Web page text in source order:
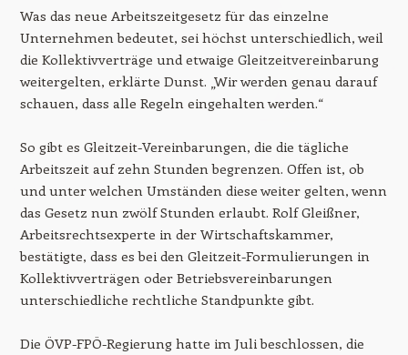
Was das neue Arbeitszeitgesetz für das einzelne
Unternehmen bedeutet, sei höchst unterschiedlich, weil
die Kollektivverträge und etwaige Gleitzeitvereinbarung
weitergelten, erklärte Dunst. „Wir werden genau darauf
schauen, dass alle Regeln eingehalten werden.“
So gibt es Gleitzeit-Vereinbarungen, die die tägliche
Arbeitszeit auf zehn Stunden begrenzen. Offen ist, ob
und unter welchen Umständen diese weiter gelten, wenn
das Gesetz nun zwölf Stunden erlaubt. Rolf Gleißner,
Arbeitsrechtsexperte in der Wirtschaftskammer,
bestätigte, dass es bei den Gleitzeit-Formulierungen in
Kollektivverträgen oder Betriebsvereinbarungen
unterschiedliche rechtliche Standpunkte gibt.
Die ÖVP-FPÖ-Regierung hatte im Juli beschlossen, die